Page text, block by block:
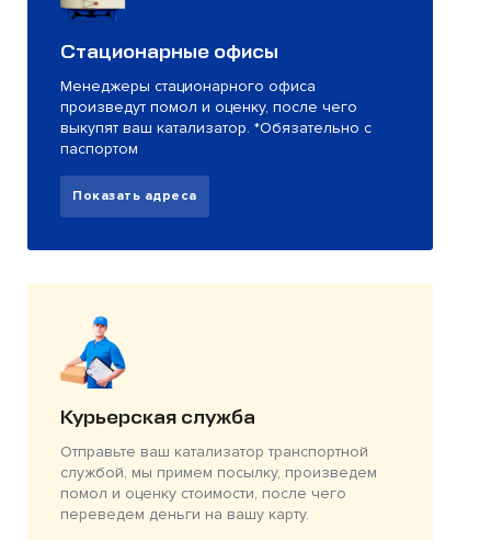
Стационарные офисы
Менеджеры стационарного офиса
произведут помол и оценку, после чего
выкупят ваш катализатор. *Обязательно с
паспортом
Показать адреса
Курьерская служба
Отправьте ваш катализатор транспортной
службой, мы примем посылку, произведем
помол и оценку стоимости, после чего
переведем деньги на вашу карту.